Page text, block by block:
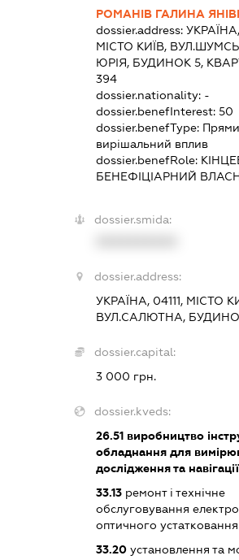
РОМАНІВ ГАЛИНА
dossier.address:
МІСТО КИЇВ,
ЮРІЯ, БУДИНОК 5,
394
dossier.nationality: -
dossier.benefInterest:50
dossier.benefType:
вирішальний вплив
dossier.benefRole:
БЕНЕФІЦІАРНИЙ
dossier.smida:
dossier.address:
УКРАЇНА, 04111, МІСТО
ВУЛ.САЛЮТНА,
dossier.capital:
3 000 грн.
dossier.kveds:
26.51 виробництво
обладнання для
дослідження та навігації
33.13 ремонт і технічне
обслуговування
оптичного устатковання
33.20 установлення та